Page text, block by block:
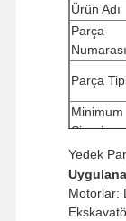
Ürün Adı
Parça
Numarası
Parça
Minimum
Sipariş
Miktarı
Ödeme
yöntemi
Nakliye
Yedek
Motorlar: